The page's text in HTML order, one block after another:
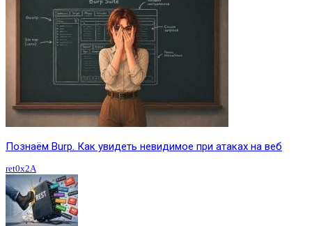
Познаём Burp. Как увидеть невидимое при атаках на веб
ret0x2A